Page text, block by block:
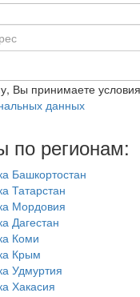
Вы принимаете условия
данных
по регионам:
Башкортостан
Татарстан
Мордовия
Дагестан
Коми
Крым
Удмуртия
Хакасия